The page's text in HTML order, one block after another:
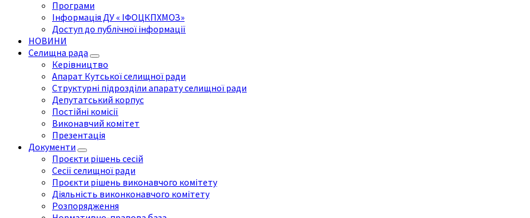
Програми
Інформація ДУ « ІФОЦКПХМОЗ»
Доступ до публічної інформації
НОВИНИ
Селищна рада
Керівництво
Апарат Кутської селищної ради
Структурні підрозділи апарату селищної ради
Депутатський корпус
Постійні комісії
Виконавчий комітет
Презентація
Документи
Проєкти рішень сесій
Сесії селищної ради
Проєкти рішень виконавчого комітету
Діяльність виконконавчого комітету
Розпорядження